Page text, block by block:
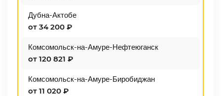
Дубна-Актобе
от 34 200 ₽
Комсомольск-на-Амуре-Нефтеюганск
от 120 821 ₽
Комсомольск-на-Амуре-Биробиджан
от 11 020 ₽